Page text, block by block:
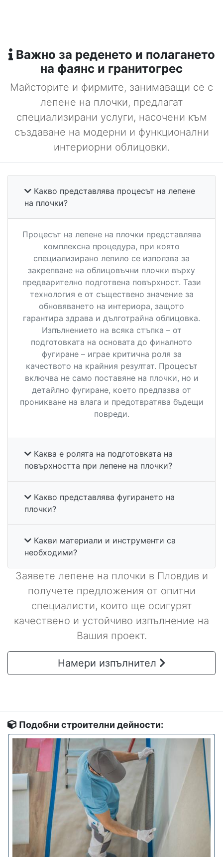
Важно за реденето и полагането
на фаянс и гранитогрес
Майсторите и фирмите, занимаващи се с
лепене на плочки, предлагат
специализирани услуги, насочени към
създаване на модерни и функционални
интериорни облицовки.
Какво представлява процесът на лепене
на плочки?
Процесът на лепене на плочки представлява
комплексна процедура, при която
специализирано лепило се използва за
закрепване на облицовъчни плочки върху
предварително подготвена повърхност. Тази
технология е от съществено значение за
обновяването на интериора, защото
гарантира здрава и дълготрайна облицовка.
Изпълнението на всяка стъпка – от
подготовката на основата до финалното
фугиране – играе критична роля за
качеството на крайния резултат. Процесът
включва не само поставяне на плочки, но и
детайлно фугиране, което предпазва от
проникване на влага и предотвратява бъдещи
повреди.
Каква е ролята на подготовката на
повърхността при лепене на плочки?
Какво представлява фугирането на
плочки?
Какви материали и инструменти са
необходими?
Заявете лепене на плочки в Пловдив и
получете предложения от опитни
специалисти, които ще осигурят
качествено и устойчиво изпълнение на
Вашия проект.
Намери изпълнител
Подобни строителни дейности: